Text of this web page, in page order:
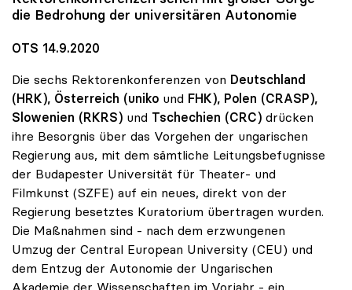
die Bedrohung der universitären Autonomie
OTS 14.9.2020
Die sechs Rektorenkonferenzen von Deutschland
(HRK), Österreich (uniko und FHK), Polen (CRASP),
Slowenien (RKRS) und Tschechien (CRC) drücken
ihre Besorgnis über das Vorgehen der ungarischen
Regierung aus, mit dem sämtliche Leitungsbefugnisse
der Budapester Universität für Theater- und
Filmkunst (SZFE) auf ein neues, direkt von der
Regierung besetztes Kuratorium übertragen wurden.
Die Maßnahmen sind - nach dem erzwungenen
Umzug der Central European University (CEU) und
dem Entzug der Autonomie der Ungarischen